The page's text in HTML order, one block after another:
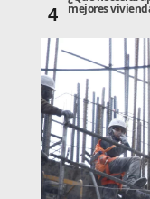
4 mejores